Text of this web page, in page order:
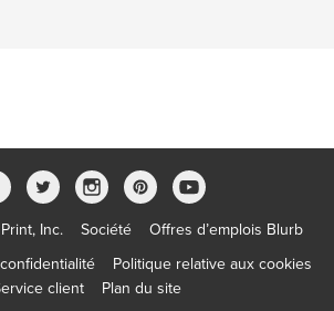
Inc. Société
Offres d’emplois Blurb
Politique relative aux cookies
client
Plan du site